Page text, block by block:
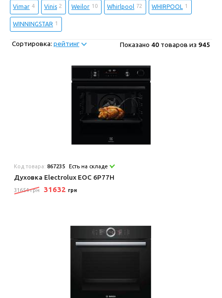
Vimar 4 Vinis 2 Weilor 10 Whirlpool 72 WHIRPOOL 1
WINNINGSTAR 1
Сортировка: рейтинг Показано 40 товаров из 945
Код товара:867235 Есть на складе
Духовка Electrolux EOC 6P77H
31654 грн 31632 грн